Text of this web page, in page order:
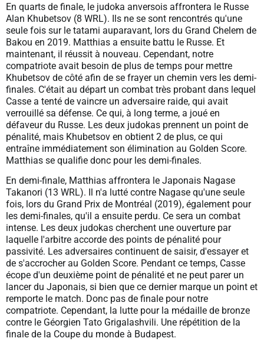
En quarts de finale, le judoka anversois affrontera le Russe
Alan Khubetsov (8 WRL). Ils ne se sont rencontrés qu'une
seule fois sur le tatami auparavant, lors du Grand Chelem de
Bakou en 2019. Matthias a ensuite battu le Russe. Et
maintenant, il réussit à nouveau. Cependant, notre
compatriote avait besoin de plus de temps pour mettre
Khubetsov de côté afin de se frayer un chemin vers les demi-
finales. C'était au départ un combat très probant dans lequel
Casse a tenté de vaincre un adversaire raide, qui avait
verrouillé sa défense. Ce qui, à long terme, a joué en
défaveur du Russe. Les deux judokas prennent un point de
pénalité, mais Khubetsov en obtient 2 de plus, ce qui
entraîne immédiatement son élimination au Golden Score.
Matthias se qualifie donc pour les demi-finales.
En demi-finale, Matthias affrontera le Japonais Nagase
Takanori (13 WRL). Il n'a lutté contre Nagase qu'une seule
fois, lors du Grand Prix de Montréal (2019), également pour
les demi-finales, qu'il a ensuite perdu. Ce sera un combat
intense. Les deux judokas cherchent une ouverture par
laquelle l'arbitre accorde des points de pénalité pour
passivité. Les adversaires continuent de saisir, d'essayer et
de s'accrocher au Golden Score. Pendant ce temps, Casse
écope d'un deuxième point de pénalité et ne peut parer un
lancer du Japonais, si bien que ce dernier marque un point et
remporte le match. Donc pas de finale pour notre
compatriote. Cependant, la lutte pour la médaille de bronze
contre le Géorgien Tato Grigalashvili. Une répétition de la
finale de la Coupe du monde à Budapest.